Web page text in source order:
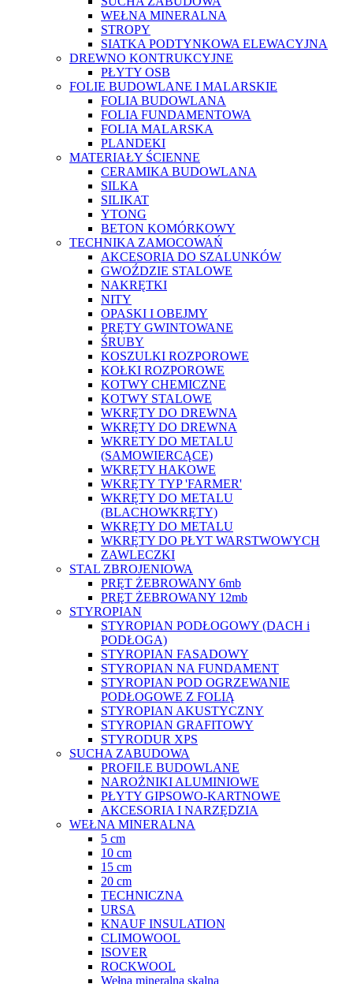
WEŁNA MINERALNA
STROPY
SIATKA PODTYNKOWA ELEWACYJNA
DREWNO KONTRUKCYJNE
PŁYTY OSB
FOLIE BUDOWLANE I MALARSKIE
FOLIA BUDOWLANA
FOLIA FUNDAMENTOWA
FOLIA MALARSKA
PLANDEKI
MATERIAŁY ŚCIENNE
CERAMIKA BUDOWLANA
SILKA
SILIKAT
YTONG
BETON KOMÓRKOWY
TECHNIKA ZAMOCOWAŃ
AKCESORIA DO SZALUNKÓW
GWOŹDZIE STALOWE
NAKRĘTKI
NITY
OPASKI I OBEJMY
PRĘTY GWINTOWANE
ŚRUBY
KOSZULKI ROZPOROWE
KOŁKI ROZPOROWE
KOTWY CHEMICZNE
KOTWY STALOWE
WKRĘTY DO DREWNA
WKRĘTY DO DREWNA
WKRETY DO METALU
(SAMOWIERCĄCE)
WKRĘTY HAKOWE
WKRĘTY TYP 'FARMER'
WKRĘTY DO METALU
(BLACHOWKRĘTY)
WKRĘTY DO METALU
WKRĘTY DO PŁYT WARSTWOWYCH
ZAWLECZKI
STAL ZBROJENIOWA
PRĘT ŻEBROWANY 6mb
PRĘT ŻEBROWANY 12mb
STYROPIAN
STYROPIAN PODŁOGOWY (DACH i
PODŁOGA)
STYROPIAN FASADOWY
STYROPIAN NA FUNDAMENT
STYROPIAN POD OGRZEWANIE
PODŁOGOWE Z FOLIĄ
STYROPIAN AKUSTYCZNY
STYROPIAN GRAFITOWY
STYRODUR XPS
SUCHA ZABUDOWA
PROFILE BUDOWLANE
NAROŻNIKI ALUMINIOWE
PŁYTY GIPSOWO-KARTNOWE
AKCESORIA I NARZĘDZIA
WEŁNA MINERALNA
5 cm
10 cm
15 cm
20 cm
TECHNICZNA
URSA
KNAUF INSULATION
CLIMOWOOL
ISOVER
ROCKWOOL
Wełna mineralna skalna